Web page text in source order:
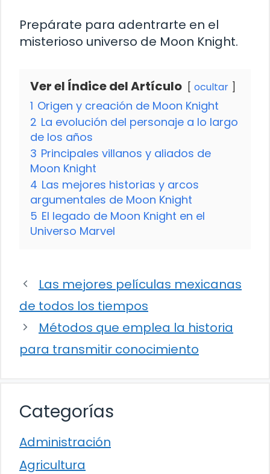
Prepárate para adentrarte en el
misterioso universo de Moon Knight.
Ver el Índice del Artículo ocultar
1 Origen y creación de Moon Knight
2 La evolución del personaje a lo largo
de los años
3 Principales villanos y aliados de
Moon Knight
4 Las mejores historias y arcos
argumentales de Moon Knight
5 El legado de Moon Knight en el
Universo Marvel
Las mejores películas mexicanas
de todos los tiempos
Métodos que emplea la historia
para transmitir conocimiento
Categorías
Administración
Agricultura